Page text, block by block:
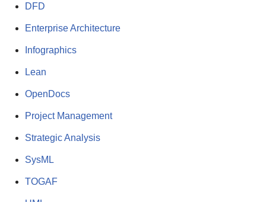
DFD
Enterprise Architecture
Infographics
Lean
OpenDocs
Project Management
Strategic Analysis
SysML
TOGAF